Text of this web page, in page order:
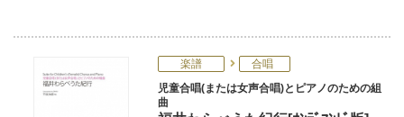
楽譜
合唱
児童合唱(または女声合唱)とピアノのための組
曲